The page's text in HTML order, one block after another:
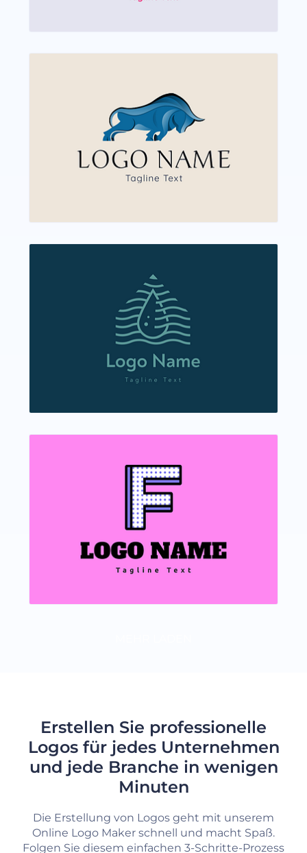
Erstellen Sie professionelle
Logos für jedes Unternehmen
und jede Branche in wenigen
Minuten
Die Erstellung von Logos geht mit unserem
Online Logo Maker schnell und macht Spaß.
Folgen Sie diesem einfachen 3-Schritte-Prozess